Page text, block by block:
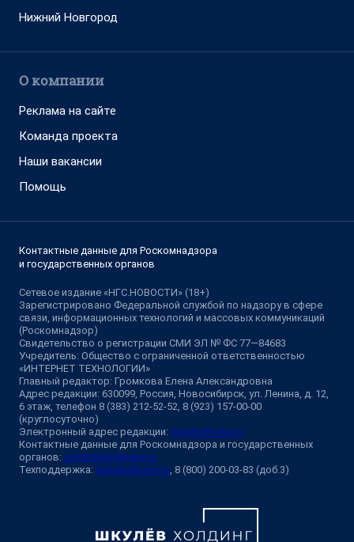
Нижний Новгород
О компании
Реклама на сайте
Команда проекта
Наши вакансии
Помощь
Контактные данные для Роскомнадзора
и государственных органов
Сетевое издание «НГС.НОВОСТИ» (18+)
Зарегистрировано Федеральной службой по надзору в сфере
связи, информационных технологий и массовых коммуникаций
(Роскомнадзор)
Свидетельство о регистрации СМИ ЭЛ № ФС 77—84683
Учредитель: Общество с ограниченной ответственностью
«ИНТЕРНЕТ ТЕХНОЛОГИИ»
Главный редактор: Громкова Елена Александровна
Адрес редакции: 630099, Россия, Новосибирск, ул. Ленина, д. 12,
6 этаж, телефон 8 (383) 212-52-52, 8 (923) 157-00-00
(круглосуточно)
Электронный адрес редакции: ngs@shkulev.ru
Контактные данные для Роскомнадзора и государственных
органов: juristnsk@shkulev.ru
Техподдержка: help@shkulev.ru, 8 (800) 200-03-83 (доб.3)